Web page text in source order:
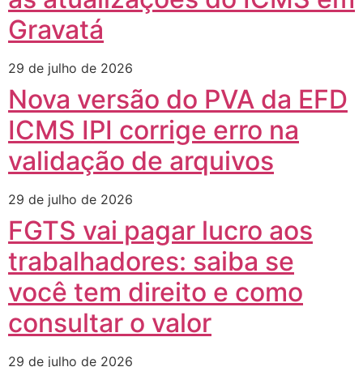
Gravatá
29 de julho de 2026
Nova versão do PVA da EFD
ICMS IPI corrige erro na
validação de arquivos
29 de julho de 2026
FGTS vai pagar lucro aos
trabalhadores: saiba se
você tem direito e como
consultar o valor
29 de julho de 2026